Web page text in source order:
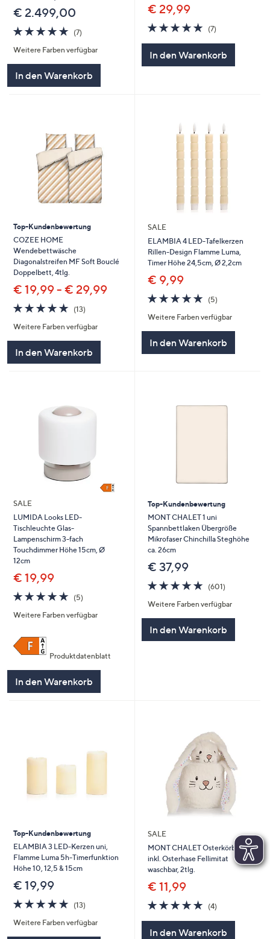
€ 2.499,00
4.9
von
5
(7)7
Weitere Farben verfügbar
In den Warenkorb
€ 29,99
4.9
von
(7)7
In den Warenkorb
Top-Kundenbewertung
COZEE HOME
Wendebettwäsche
Diagonalstreifen MF Soft Bouclé
Doppelbett, 4tlg.
€ 19,99 - € 29,99
4.8
von
5
(13)13
Weitere Farben verfügbar
In den Warenkorb
SALE
ELAMBIA 4 LED-Tafelkerzen
Rillen-Design Flamme Luma,
Timer Höhe 24,5cm, Ø 2,2cm
€ 9,99
4.8
von
5
(5)5
Weitere Farben verfügbar
In den Warenkorb
SALE
LUMIDA Looks LED-
Tischleuchte Glas-
Lampenschirm 3-fach
Touchdimmer Höhe 15cm, Ø
12cm
€ 19,99
4.8
von
5
(5)5
Weitere Farben verfügbar
Produktdatenblatt
In den Warenkorb
Top-Kundenbewertung
MONT CHALET 1 uni
Spannbettlaken Übergröße
Mikrofaser Chinchilla Steghöhe
ca. 26cm
€ 37,99
4.8
von
5
(601)601
Weitere Farben verfügbar
In den Warenkorb
Top-Kundenbewertung
ELAMBIA 3 LED-Kerzen uni,
Flamme Luma 5h-Timerfunktion
Höhe 10, 12,5 & 15cm
€ 19,99
4.8
von
5
(13)
Weitere Farben verfügbar
SALE
MONT CHALET Osterkörbchen
inkl. Osterhase Fellimitat
waschbar, 2tlg.
€ 11,99
4.8
von
5
(4)
In den Warenkorb